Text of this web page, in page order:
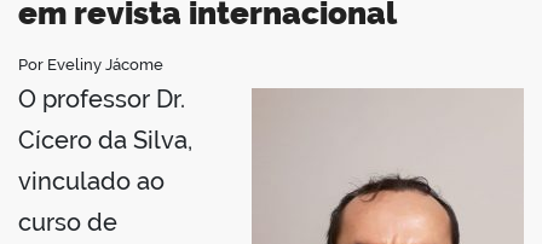
em revista internacional
Por Eveliny Jácome
O professor Dr.
Cícero da Silva,
vinculado ao
curso de